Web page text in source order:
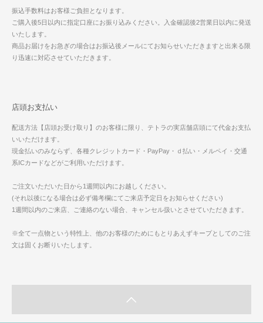
振込手数料はお客様ご負担となります。
ご購入後5日以内に指定口座にお振り込みください。入金確認後2営業日以内に発送
いたします。
商品お届けをお急ぎの場合はお振込後メールにてお知らせいただきますと出来る限
り迅速に対応させていただきます。
店頭お支払い
配送方法【店頭お受け取り】のお客様に限り、テトラの実店舗店頭にて代金お支払
いいただけます。
現金払いのみならず、各種クレジットカード・PayPay・ｄ払い・メルペイ・交通
系ICカードなどがご利用いただけます。
ご注文いただいた日から1週間以内にお越しください。
(それ以後になる場合は必ず備考欄にてご来店予定日をお知らせください)
1週間以内のご来店、ご連絡のない場合、キャンセル扱いとさせていただきます。
※全て一点物という特性上、他のお客様のためにもとりあえずキープとしてのご注
文は固くお断りいたします。